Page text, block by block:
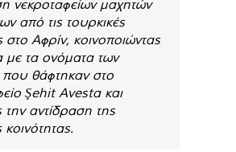
νεκροταφείων μαχητών
από τις τουρκικές
στο Αφρίν, κοινοποιώντας
με τα ονόματα των
θάφτηκαν στο
Şehit Avesta και
την αντίδραση της
κοινότητας.